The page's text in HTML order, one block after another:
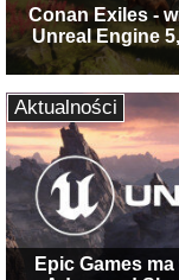
Conan Exiles -
Unreal Engine
Epic Games
Aktualności